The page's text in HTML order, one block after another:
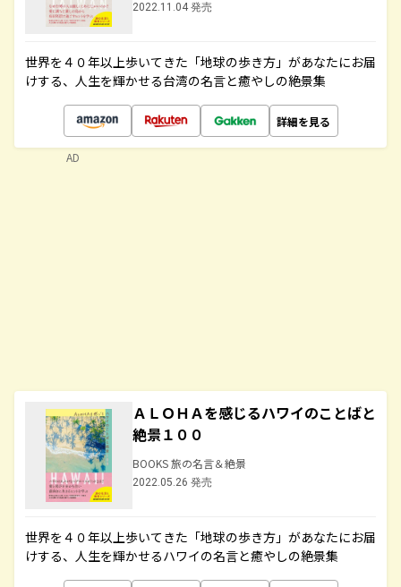
2022.11.04 発売
世界を４０年以上歩いてきた「地球の歩き方」があなたにお届
けする、人生を輝かせる台湾の名言と癒やしの絶景集
詳細を見る
ＡＬＯＨＡを感じるハワイのことばと
絶景１００
BOOKS 旅の名言＆絶景
2022.05.26 発売
世界を４０年以上歩いてきた「地球の歩き方」があなたにお届
けする、人生を輝かせるハワイの名言と癒やしの絶景集
AD